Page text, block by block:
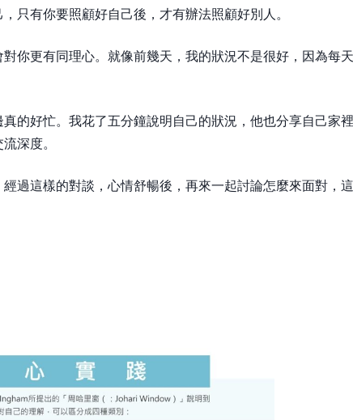
只有你要照顧好自己後，才有辦法照顧好別人。
你更有同理心。就像前幾天，我的狀況不是很好，因為每天
的好忙。我花了五分鐘說明自己的狀況，他也分享自己家裡
深度。
過這樣的對談，心情舒暢後，再來一起討論怎麼來面對，這